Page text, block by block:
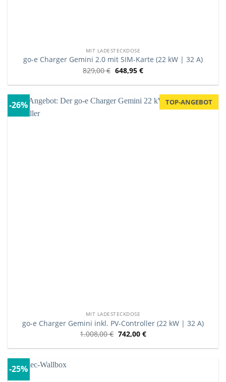
MIT LADESTECKDOSE
go-e Charger Gemini 2.0 mit SIM-Karte (22 kW | 32 A)
829,00€ 648,95 €
-26% TOP-ANGEBOT
MIT LADESTECKDOSE
go-e Charger Gemini inkl. PV-Controller (22 kW | 32 A)
1.008,00€ 742,00 €
-25%